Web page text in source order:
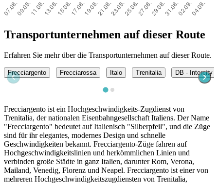
Transportunternehmen auf dieser Route
Erfahren Sie mehr über die Transportunternehmen auf dieser Route.
Frecciargento Frecciarossa Italo Trenitalia DB - Intercity
Frecciargento ist ein Hochgeschwindigkeits-Zugdienst von
Trenitalia, der nationalen Eisenbahngesellschaft Italiens. Der Name
"Frecciargento" bedeutet auf Italienisch "Silberpfeil", und die Züge
sind für ihr elegantes, modernes Design und schnelle
Geschwindigkeiten bekannt. Frecciargento-Züge fahren auf
Hochgeschwindigkeitslinien und herkömmlichen Linien und
verbinden große Städte in ganz Italien, darunter Rom, Verona,
Mailand, Venedig, Florenz und Neapel. Frecciargento ist einer von
mehreren Hochgeschwindigkeitszugdiensten von Trenitalia,